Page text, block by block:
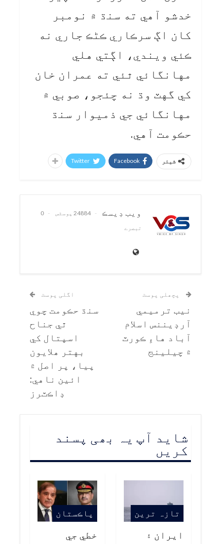
خدشو آهي ته سنڌ ۾ نومبر
کان اڳ سرڪاري ڪڻڪ جاري نه
ڪئي ويندي، اڳتي هلي
مهانگائي ٿئي ته عمران خان
کي گهٽ وڌ نه چئجو، صوبي ۾
مهانگائي جي ذميوار سنڌ
حڪومت آهي.
شیئر Facebook
Twitter
ويب ڊيسڪ 24884 پوسٹس
0
تبصرے
پچھلی پوسٹ
نيب ترميمي
آرڊيننس اسلام
آباد هاءِ ڪورٽ
۾ چيلينج
اگلی پوسٹ
سنڌ حڪومت چوي
ٿي جناح
اسپتال کي
بهتر هلايون
پيا، پر اصل ۾
ائين ناهي:
ڊاڪٽرز
شاید آپ یہ بھی پسند
کریں
تازہ ترین
ايران ۽
پاڪستان
خطي جي